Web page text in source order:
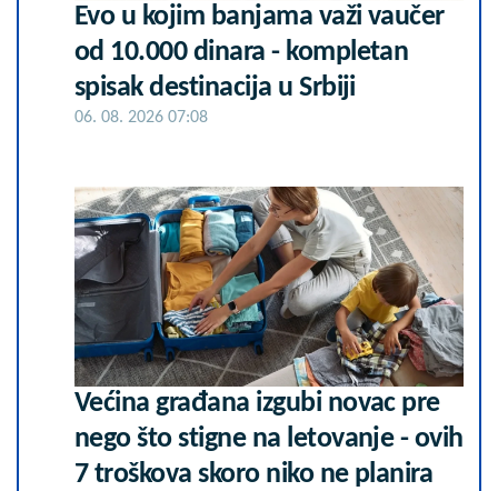
Evo u kojim banjama važi vaučer
od 10.000 dinara - kompletan
spisak destinacija u Srbiji
06. 08. 2026 07:08
Većina građana izgubi novac pre
nego što stigne na letovanje - ovih
7 troškova skoro niko ne planira